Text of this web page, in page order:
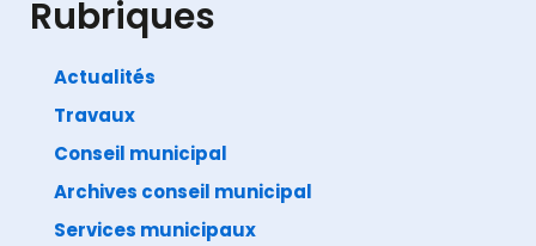
Direction de l'information légale et administrative
Rubriques
Actualités
Travaux
Conseil municipal
Archives conseil municipal
Services municipaux